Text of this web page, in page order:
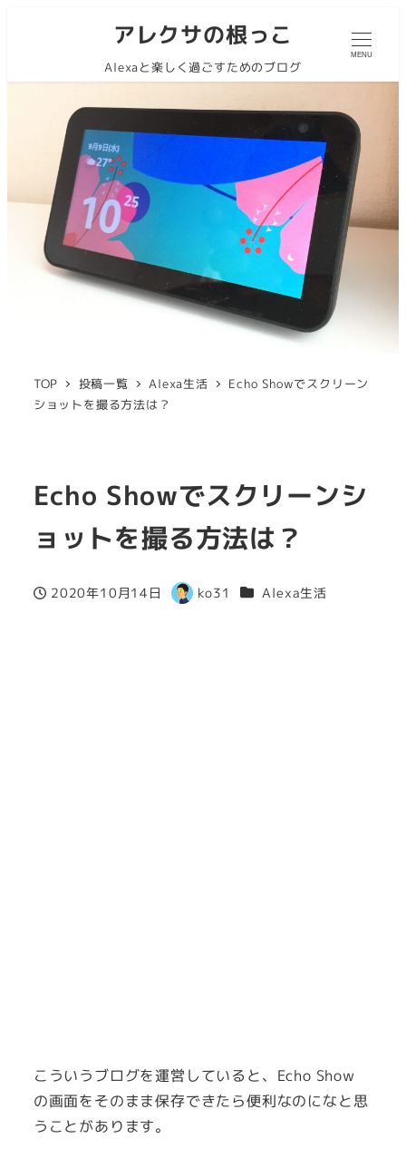
アレクサの根っこ
Alexaと楽しく過ごすためのブログ
MENU
TOP 投稿一覧 Alexa生活
Echo Showでスクリーン
ショットを撮る方法は？
Echo Showでスクリーンシ
ョットを撮る方法は？
投稿日
2020年10月14日
著
ko31 カテゴリー
Alexa生活
こういうブログを運営していると、Echo Show
の画面をそのまま保存できたら便利なのになと思
うことがあります。